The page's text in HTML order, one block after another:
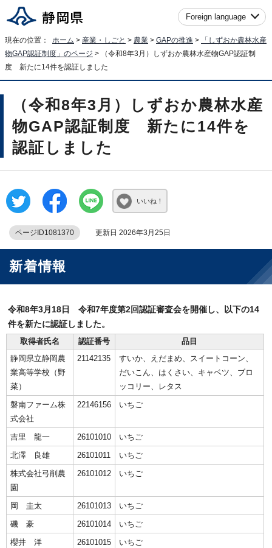
Foreign language
現在の位置： ホーム > 産業・しごと > 農業 > GAPの推進 >
「しずおか農林水産
物GAP認証制度」のページ > （令和8年3月）しずおか農林水産物GAP認証制
度 新たに14件を認証しました
（令和8年3月）しずおか農林水産
物GAP認証制度 新たに14件を
認証しました
いいね！
ページID1081370 更新日 2026年3月25日
新着情報
令和8年3月18日 令和7年度第2回認証審査会を開催し、以下の14
件を新たに認証しました。
取得者氏名
認証番号
品目
静岡県立静岡農
業高等学校（野
菜）
21142135
すいか、えだまめ、スイートコーン、
だいこん、はくさい、キャベツ、ブロ
ッコリー、レタス
磐南ファーム株
式会社
22146156 いちご
吉里 龍一 26101010
いちご
北澤 良雄
26101011
いちご
株式会社弓削農
園
26101012 いちご
岡 圭太 26101013
いちご
磯 豪
26101014
いちご
櫻井 洋
26101015
いちご